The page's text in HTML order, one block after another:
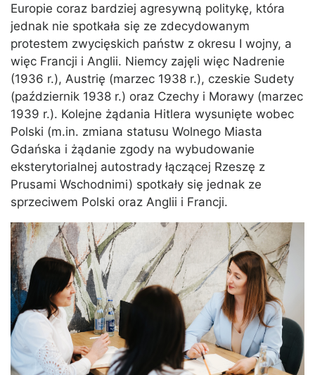
Europie coraz bardziej agresywną politykę, która
jednak nie spotkała się ze zdecydowanym
protestem zwycięskich państw z okresu I wojny, a
więc Francji i Anglii. Niemcy zajęli więc Nadrenie
(1936 r.), Austrię (marzec 1938 r.), czeskie Sudety
(październik 1938 r.) oraz Czechy i Morawy (marzec
1939 r.). Kolejne żądania Hitlera wysunięte wobec
Polski (m.in. zmiana statusu Wolnego Miasta
Gdańska i żądanie zgody na wybudowanie
eksterytorialnej autostrady łączącej Rzeszę z
Prusami Wschodnimi) spotkały się jednak ze
sprzeciwem Polski oraz Anglii i Francji.